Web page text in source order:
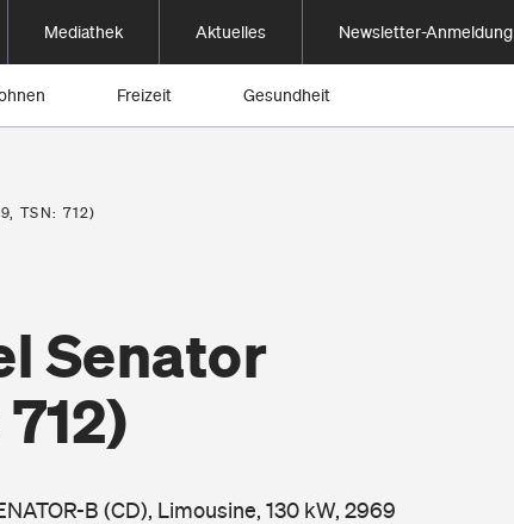
Mediathek Aktuelles Newsletter-Anmeldung
Freizeit Gesundheit
TSN: 712)
Senator
B (CD), Limousine, 130 kW, 2969